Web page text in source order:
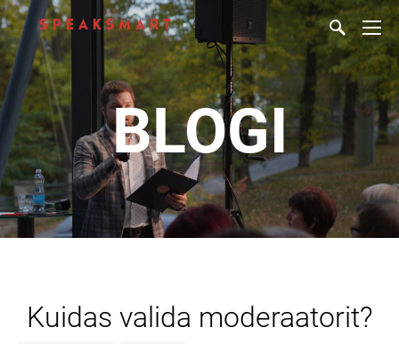
BLOGI
Kuidas valida moderaatorit?